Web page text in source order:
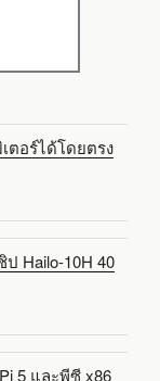
ตอร์ได้โดยตรง
ป Hailo-10H 40
5 และพีซี x86